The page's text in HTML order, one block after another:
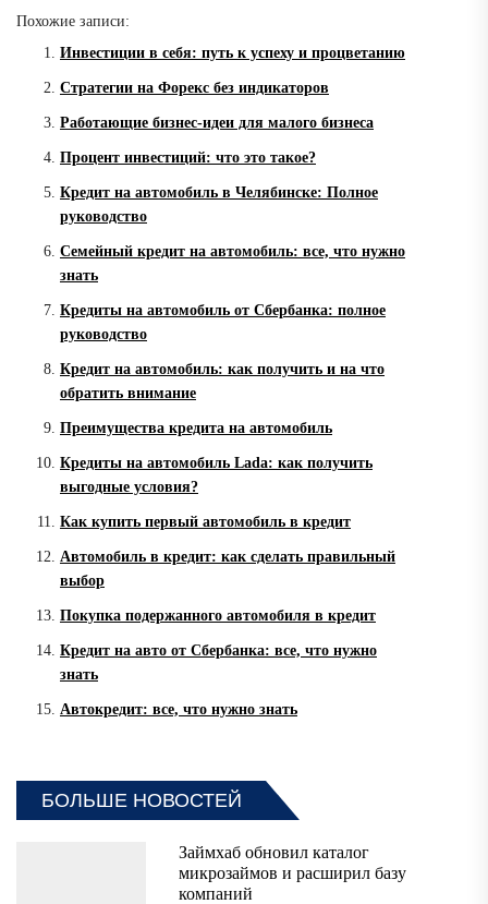
Похожие записи:
Инвестиции в себя: путь к успеху и процветанию
Стратегии на Форекс без индикаторов
Работающие бизнес-идеи для малого бизнеса
Процент инвестиций: что это такое?
Кредит на автомобиль в Челябинске: Полное
руководство
Семейный кредит на автомобиль: все, что нужно
знать
Кредиты на автомобиль от Сбербанка: полное
руководство
Кредит на автомобиль: как получить и на что
обратить внимание
Преимущества кредита на автомобиль
Кредиты на автомобиль Lada: как получить
выгодные условия?
Как купить первый автомобиль в кредит
Автомобиль в кредит: как сделать правильный
выбор
Покупка подержанного автомобиля в кредит
Кредит на авто от Сбербанка: все, что нужно
знать
Автокредит: все, что нужно знать
БОЛЬШЕ НОВОСТЕЙ
Займхаб обновил каталог
микрозаймов и расширил базу
компаний